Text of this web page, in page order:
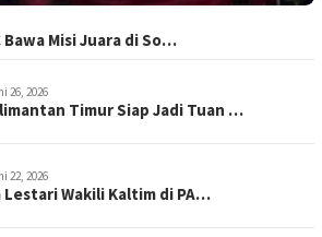
Bawa Misi Juara di So…
26, 2026
Timur Siap Jadi Tuan …
22, 2026
Wakili Kaltim di PA…